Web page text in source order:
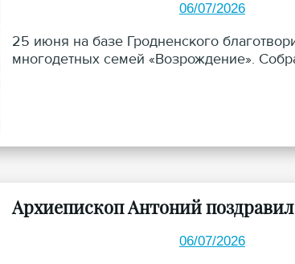
06/07/2026
25 июня на базе Гродненского
многодетных семей «Возрождение».
Архиепископ Антоний
06/07/2026